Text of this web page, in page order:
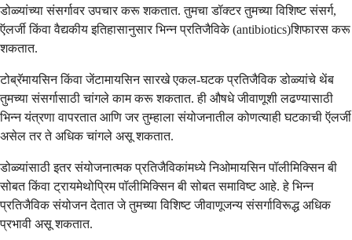
डोळ्यांच्या संसर्गावर उपचार करू शकतात. तुमचा डॉक्टर तुमच्या विशिष्ट संसर्ग,
ऍलर्जी किंवा वैद्यकीय इतिहासानुसार भिन्न प्रतिजैविके (antibiotics)शिफारस करू
शकतात.
टोब्रॅमायसिन किंवा जेंटामायसिन सारखे एकल-घटक प्रतिजैविक डोळ्यांचे थेंब
तुमच्या संसर्गासाठी चांगले काम करू शकतात. ही औषधे जीवाणूशी लढण्यासाठी
भिन्न यंत्रणा वापरतात आणि जर तुम्हाला संयोजनातील कोणत्याही घटकाची ऍलर्जी
असेल तर ते अधिक चांगले असू शकतात.
डोळ्यांसाठी इतर संयोजनात्मक प्रतिजैविकांमध्ये निओमायसिन पॉलीमिक्सिन बी
सोबत किंवा ट्रायमेथोप्रिम पॉलीमिक्सिन बी सोबत समाविष्ट आहे. हे भिन्न
प्रतिजैविक संयोजन देतात जे तुमच्या विशिष्ट जीवाणूजन्य संसर्गाविरूद्ध अधिक
प्रभावी असू शकतात.